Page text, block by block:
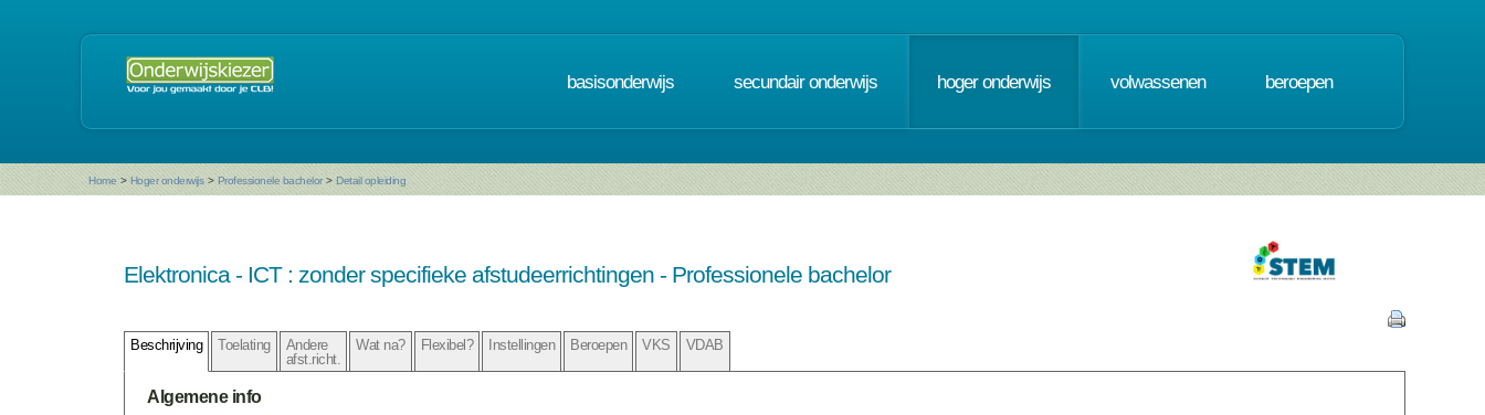
basisonderwijs secundair onderwijs hoger onderwijs volwassenen beroepen
Home > Hoger onderwijs > Professionele bachelor > Detail opleiding
Elektronica - ICT : zonder specifieke afstudeerrichtingen - Professionele bachelor
Beschrijving Toelating
Andere
afst.richt.
Wat na? Flexibel? Instellingen Beroepen VKS VDAB
Algemene info